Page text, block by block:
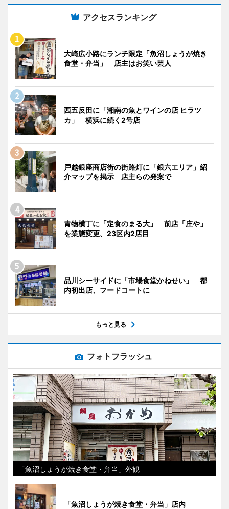
アクセスランキング
大崎広小路にランチ限定「魚沼しょうが焼き
食堂・弁当」 店主はお笑い芸人
西五反田に「湘南の魚とワインの店 ヒラツ
カ」 横浜に続く2号店
戸越銀座商店街の街路灯に「銀六エリア」紹
介マップを掲示 店主らの発案で
青物横丁に「定食のまる大」 前店「庄や」
を業態変更、23区内2店目
品川シーサイドに「市場食堂かねせい」 都
内初出店、フードコートに
もっと見る
フォトフラッシュ
「魚沼しょうが焼き食堂・弁当」外観
「魚沼しょうが焼き食堂・弁当」店内